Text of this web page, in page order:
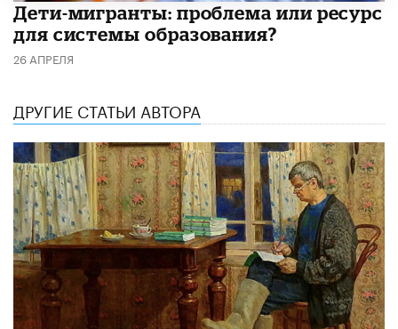
Дети-мигранты: проблема или ресурс
для системы образования?
26 АПРЕЛЯ
ДРУГИЕ СТАТЬИ АВТОРА